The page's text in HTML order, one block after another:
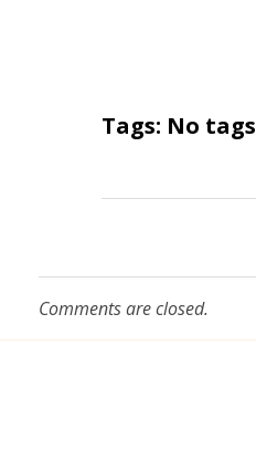
Tags: No tags
Comments are closed.